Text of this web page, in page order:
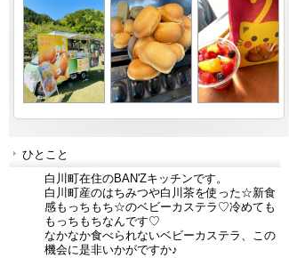
ひとこと
白川町在住のBAN'Zキッチンです。
白川町産のはちみつや白川茶を使った☆新食
感もっちもち☆のベビーカステラ♡冷めても
もっちもちなんです♡
なかなか食べられないベビーカステラ、この
機会に是非いかがですか♪